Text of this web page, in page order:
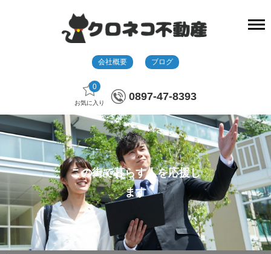
会社概要 ブログ
0
お気に入り
0897-47-8393
この街で暮らす人を応援し
ます